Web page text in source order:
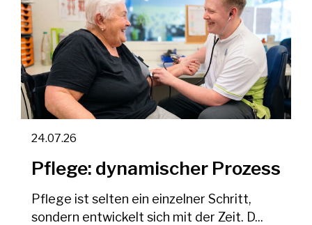
24.07.26
Pflege: dynamischer Prozess
Pflege ist selten ein einzelner Schritt,
sondern entwickelt sich mit der Zeit. D...